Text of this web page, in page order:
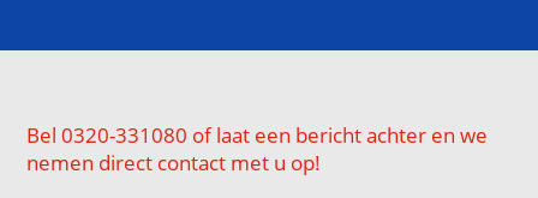
Bel 0320-331080 of laat een bericht achter en we
nemen direct contact met u op!